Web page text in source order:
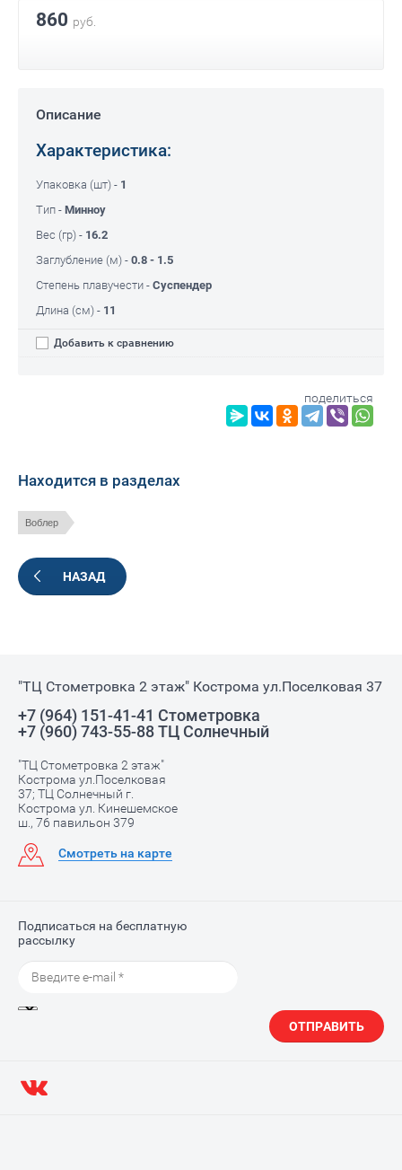
860 руб.
Описание
Характеристика:
Упаковка (шт) - 1
Тип - Минноу
Вес (гр) - 16.2
Заглубление (м) - 0.8 - 1.5
Степень плавучести - Суспендер
Длина (см) - 11
Добавить к сравнению
поделиться
Находится в разделах
Воблер
НАЗАД
"ТЦ Стометровка 2 этаж" Кострома ул.Поселковая 37
+7 (964) 151-41-41 Стометровка
+7 (960) 743-55-88 ТЦ Солнечный
"ТЦ Стометровка 2 этаж"
Кострома ул.Поселковая
37; ТЦ Солнечный г.
Кострома ул. Кинешемское
ш., 76 павильон 379
Смотреть на карте
Подписаться на бесплатную
рассылку
ОТПРАВИТЬ